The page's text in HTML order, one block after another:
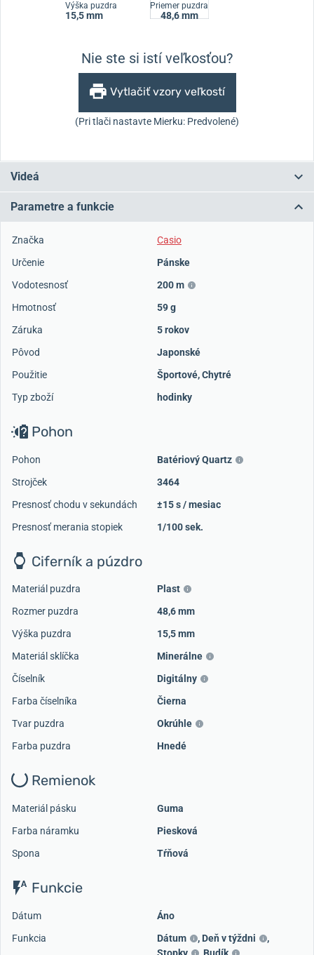
Výška puzdra
15,5 mm
Priemer puzdra
48,6 mm
Nie ste si istí veľkosťou?
Vytlačiť vzory veľkostí
(Pri tlači nastavte Mierku: Predvolené)
Videá
Načítať ďalšie videá
Parametre a funkcie
Značka
Casio
Určenie
Pánske
Vodotesnosť
200 m
Hmotnosť
59 g
Záruka
5 rokov
Pôvod
Japonské
Použitie
Športové,Chytré
Typ zboží
hodinky
Pohon
Pohon
Batériový Quartz
Strojček
3464
Presnosť chodu v sekundách
±15 s / mesiac
Presnosť merania stopiek
1/100 sek.
Ciferník a púzdro
Materiál puzdra
Plast
Rozmer puzdra
48,6 mm
Výška puzdra
15,5 mm
Materiál sklíčka
Minerálne
Číselník
Digitálny
Farba číselníka
Čierna
Tvar puzdra
Okrúhle
Farba puzdra
Hnedé
Remienok
Materiál pásku
Guma
Farba náramku
Piesková
Spona
Tŕňová
Funkcie
Dátum
Áno
Funkcia
Dátum , Deň v týždni
,